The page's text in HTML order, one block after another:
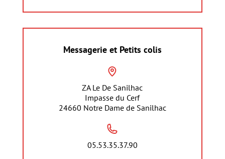
Messagerie et Petits colis
ZA Le De Sanilhac
Impasse du Cerf
24660 Notre Dame de Sanilhac
05.53.35.37.90